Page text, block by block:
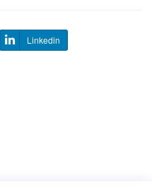
Linkedin